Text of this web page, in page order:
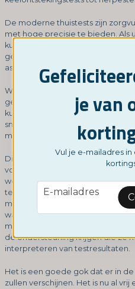
De moderne thuistests zijn
met hoge precisie te bieden. Als
kunt u er dus zeker van zijn dat u
geen symptomen heeft en het
asymptomatisch kan zijn.
We moeten echter benadrukken
gebruiken als een professionele
kunnen een eerste indicatie
snel te detecteren en
maken.
Dit brengt ons bij een ander
voor de toekomst, aangezien
worden. Als mensen niet worden
tests slechts tests zijn en geen
meer mensen besluiten om geen
waar zowel de gezondheidszorg
mogelijk extra inspanningen
de ondersteuning krijgen die ze
interpreteren van testresultaten.
Het is een goede gok dat er in
zullen verschijnen. Het is nu al
je van
Vul je e-mailadres in
email
E-mailadres